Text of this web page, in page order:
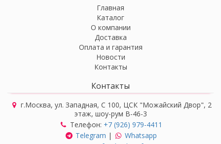
Главная
Каталог
О компании
Доставка
Оплата и гарантия
Новости
Контакты
Контакты
г.Москва, ул. Западная, С 100, ЦСК "Можайский Двор", 2
этаж, шоу-рум В-46-3
Телефон: +7 (926) 979-4411
Telegram |
Whatsapp